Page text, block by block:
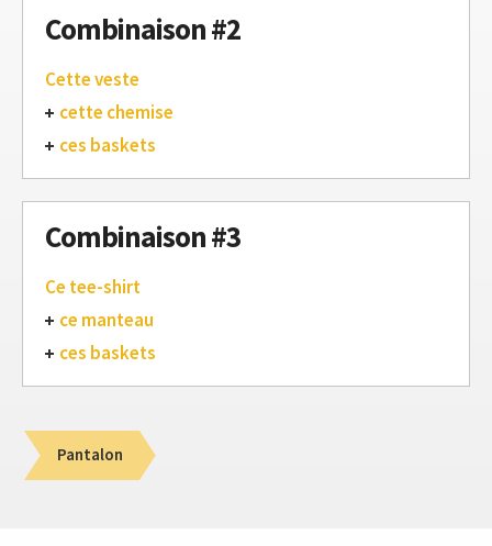
Combinaison #2
Cette veste
cette chemise
ces baskets
Combinaison #3
Ce tee-shirt
ce manteau
ces baskets
Pantalon